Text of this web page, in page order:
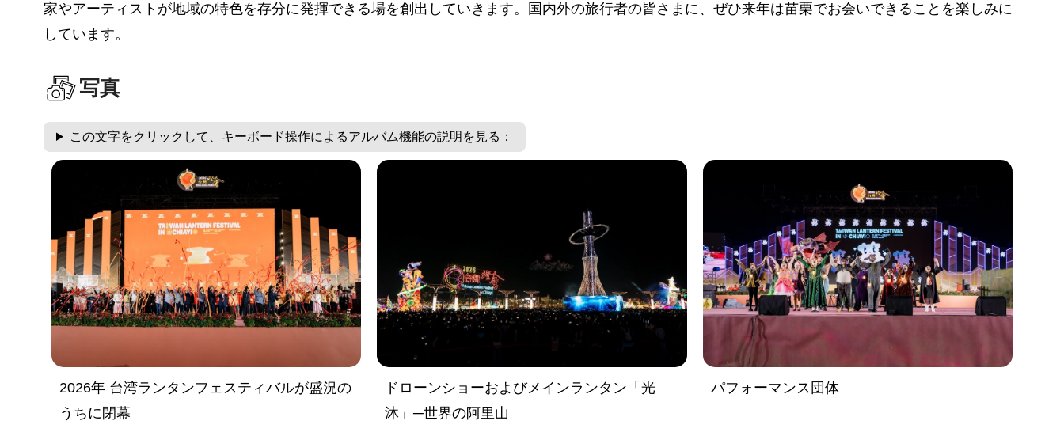
家やアーティストが地域の特色を存分に発揮できる場を創出していきます。国内外の旅行者の皆さまに、ぜひ来年は苗栗でお会いできることを楽しみに
しています。
写真
この文字をクリックして、キーボード操作によるアルバム機能の説明を見る：
2026年 台湾ランタンフェスティバルが盛況の
うちに閉幕
ドローンショーおよびメインランタン「光
沐」─世界の阿里山
パフォーマンス団体